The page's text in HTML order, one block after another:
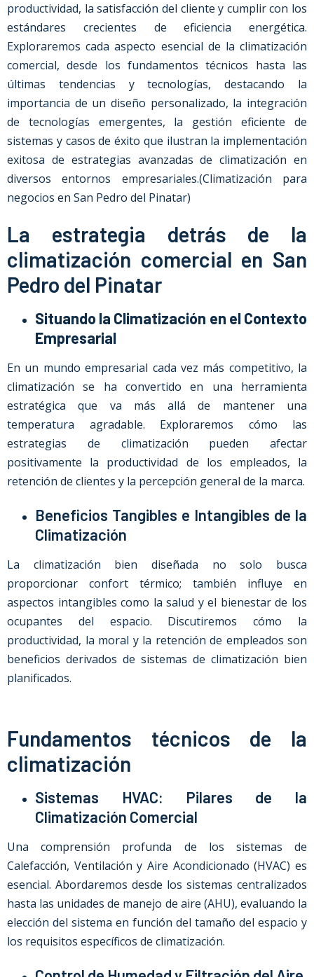
productividad, la satisfacción del cliente y cumplir con los
estándares crecientes de eficiencia energética.
Exploraremos cada aspecto esencial de la climatización
comercial, desde los fundamentos técnicos hasta las
últimas tendencias y tecnologías, destacando la
importancia de un diseño personalizado, la integración
de tecnologías emergentes, la gestión eficiente de
sistemas y casos de éxito que ilustran la implementación
exitosa de estrategias avanzadas de climatización en
diversos entornos empresariales.(Climatización para
negocios en San Pedro del Pinatar)
La estrategia detrás de la
climatización comercial en San
Pedro del Pinatar
Situando la Climatización en el Contexto
Empresarial
En un mundo empresarial cada vez más competitivo, la
climatización se ha convertido en una herramienta
estratégica que va más allá de mantener una
temperatura agradable. Exploraremos cómo las
estrategias de climatización pueden afectar
positivamente la productividad de los empleados, la
retención de clientes y la percepción general de la marca.
Beneficios Tangibles e Intangibles de la
Climatización
La climatización bien diseñada no solo busca
proporcionar confort térmico; también influye en
aspectos intangibles como la salud y el bienestar de los
ocupantes del espacio. Discutiremos cómo la
productividad, la moral y la retención de empleados son
beneficios derivados de sistemas de climatización bien
planificados.
Fundamentos técnicos de la
climatización
Sistemas HVAC: Pilares de la
Climatización Comercial
Una comprensión profunda de los sistemas de
Calefacción, Ventilación y Aire Acondicionado (HVAC) es
esencial. Abordaremos desde los sistemas centralizados
hasta las unidades de manejo de aire (AHU), evaluando la
elección del sistema en función del tamaño del espacio y
los requisitos específicos de climatización.